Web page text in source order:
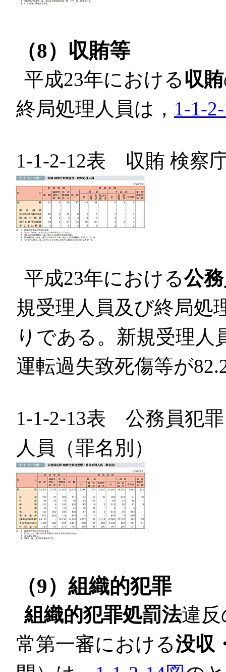
（8）収賄等
平成23年における収賄
終局処理人員は， 1-1-
1-1-2-12表 収賄 検察
平成23年における公
規受理人員及び終局処
りである。新規受理人
運転過失致死傷等が
1-1-2-13表 公務員犯
人員（罪名別）
（9）組織的犯罪
組織的犯罪処罰法違反
常第一審における没収